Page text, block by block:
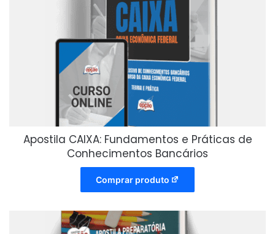
Apostila CAIXA: Fundamentos e Práticas de
Conhecimentos Bancários
Comprar produto